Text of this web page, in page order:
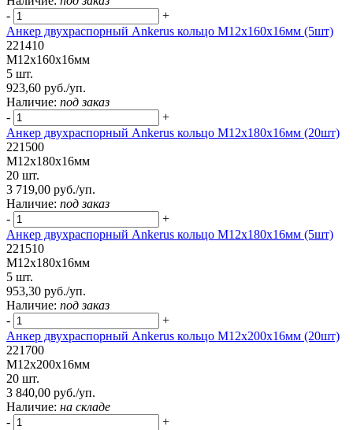
-
+
Анкер двухраспорный Ankerus кольцо М12х160х16мм (5шт)
221410
М12х160х16мм
5 шт.
923,60 руб./уп.
Наличие: под заказ
-
+
Анкер двухраспорный Ankerus кольцо М12х180х16мм (20шт)
221500
М12х180х16мм
20 шт.
3 719,00 руб./уп.
Наличие: под заказ
-
+
Анкер двухраспорный Ankerus кольцо М12х180х16мм (5шт)
221510
М12х180х16мм
5 шт.
953,30 руб./уп.
Наличие: под заказ
-
+
Анкер двухраспорный Ankerus кольцо М12х200х16мм (20шт)
221700
М12х200х16мм
20 шт.
3 840,00 руб./уп.
Наличие: на складе
-
+